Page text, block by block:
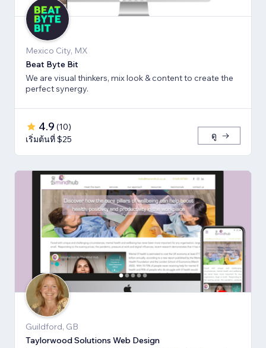
Mexico City, MX
Beat Byte Bit
We are visual thinkers, mix look & content to create the
perfect synergy.
4.9 (10)
เริ่มต้นที่ $25
ดู
Guildford, GB
Taylorwood Solutions Web Design